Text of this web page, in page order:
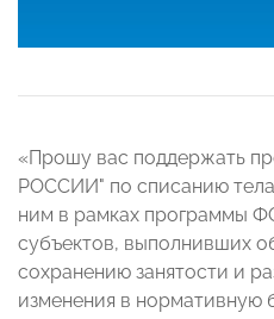
«Прошу вас поддержать
РОССИИ" по списанию
ним в рамках программы
субъектов, выполнивших
сохранению занятости и
изменения в нормативную